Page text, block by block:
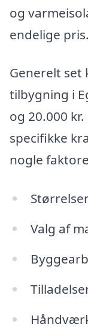
og
endelige pris.
Generelt set
tilbygning i
og 20.000
specifikke
nogle
Valg af